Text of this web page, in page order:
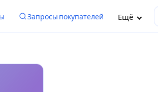
Запросы покупателей Ещё